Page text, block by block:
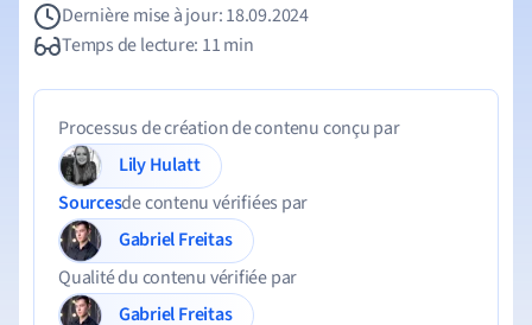
Dernière mise à jour: 18.09.2024
Temps de lecture: 11 min
Processus de création de contenu conçu par
Lily Hulatt
Sourcesde contenu vérifiées par
Gabriel Freitas
Qualité du contenu vérifiée par
Gabriel Freitas